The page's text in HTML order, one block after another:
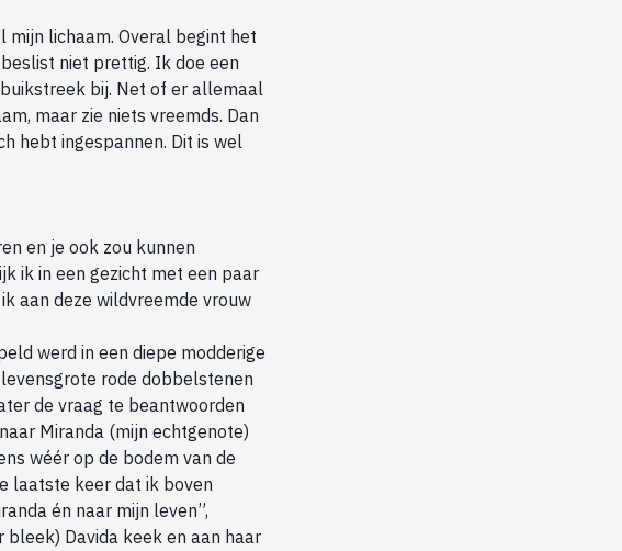
mijn lichaam. Overal begint het
niet prettig. Ik doe een
bij. Net of er allemaal
maar zie niets vreemds. Dan
hebt ingespannen. Dit is wel
en je ook zou kunnen
ik in een gezicht met een paar
aan deze wildvreemde vrouw
werd in een diepe modderige
rode dobbelstenen
de vraag te beantwoorden
Miranda (mijn echtgenote)
wéér op de bodem van de
laatste keer dat ik boven
én naar mijn leven”,
Davida keek en aan haar